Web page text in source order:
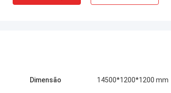
Dimensão 14500*1200*1200 mm